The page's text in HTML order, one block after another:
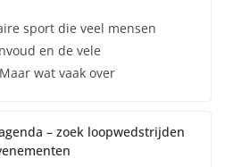
sport die veel mensen
en de vele
wat vaak over
– zoek loopwedstrijden